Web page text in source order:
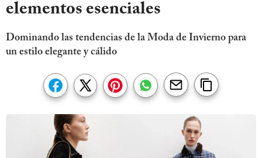
elementos esenciales
Dominando las tendencias de la Moda de Invierno para
un estilo elegante y cálido